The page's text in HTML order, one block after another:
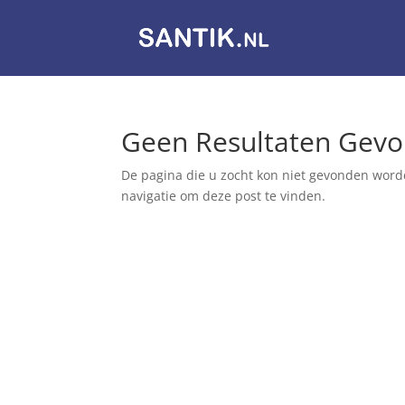
Geen Resultaten
De pagina die u zocht kon niet gevonden
navigatie om deze post te vinden.